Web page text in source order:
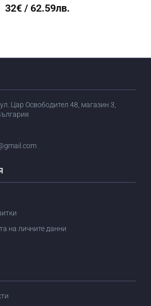
32€ / 62.59лв.
Цар Освободител 48, магазин 3,
на личните данни